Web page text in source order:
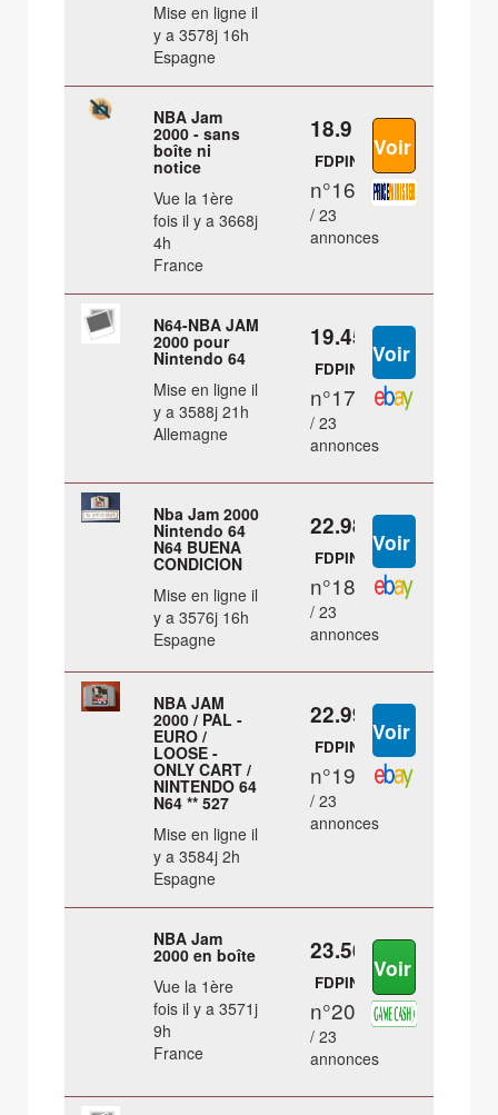
Mise en ligne il
y a 3578j 16h
Espagne
NBA Jam
2000 - sans
boîte ni
notice
Vue la 1ère
fois il y a 3668j
4h
France
18.9 €
FDPIN
n°16
/ 23
annonces
N64-NBA JAM
2000 pour
Nintendo 64
Mise en ligne il
y a 3588j 21h
Allemagne
19.45 €
FDPIN
n°17
/ 23
annonces
Nba Jam 2000
Nintendo 64
N64 BUENA
CONDICION
Mise en ligne il
y a 3576j 16h
Espagne
22.98 €
FDPIN
n°18
/ 23
annonces
NBA JAM
2000 / PAL -
EURO /
LOOSE -
ONLY CART /
NINTENDO 64
N64 ** 527
Mise en ligne il
y a 3584j 2h
Espagne
22.99 €
FDPIN
n°19
/ 23
annonces
NBA Jam
2000 en boîte
Vue la 1ère
fois il y a 3571j
9h
France
23.56 €
FDPIN
n°20
/ 23
annonces